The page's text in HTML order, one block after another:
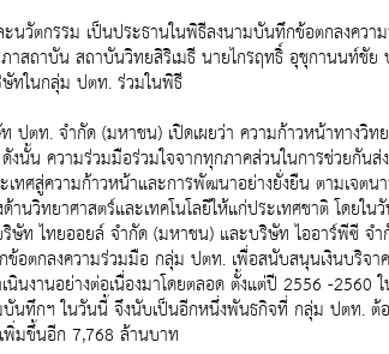
วัตกรรม เป็นประธานในพิธีลงนามบันทึกข้อตกลงคว
ภาสถาบัน สถาบันวิทยสิริเมธี นายไกรฤทธิ์ อุชุกานน
ทในกลุ่ม ปตท. ร่วมในพิธี
ท. จำกัด (มหาชน) เปิดเผยว่า ความก้าวหน้าทางวิท
นั้น ความร่วมมือร่วมใจจากทุกภาคส่วนในการช่วยกัน
ทศสู่ความก้าวหน้าและการพัฒนาอย่างยั่งยืน ตามเจ
านวิทยาศาสตร์และเทคโนโลยีให้แก่ประเทศชาติ โด
ท ไทยออยล์ จำกัด (มหาชน) และบริษัท ไออาร์พีซี จ
ลงความร่วมมือ กลุ่ม ปตท. เพื่อสนับสนุนเงินบริจาค
นงานอย่างต่อเนื่องมาโดยตลอด ตั้งแต่ปี 2556 -
ทึกฯ ในวันนี้ จึงนับเป็นอีกหนึ่งพันธกิจที่ กลุ่ม ปตท. ต้
พิ่มขึ้นอีก 7,768 ล้านบาท